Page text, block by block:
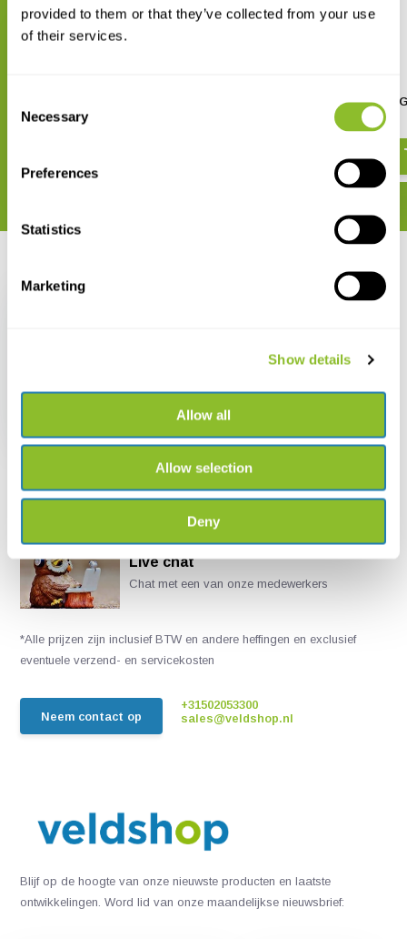
provided to them or that they’ve collected from your use
of their services.
Selection
Necessary
Preferences
Statistics
Marketing
Show details
Allow all
Allow selection
Deny
Swiss Butterflies Site
€ 20,45
Live chat
Chat met een van onze medewerkers
*Alle prijzen zijn inclusief BTW en andere heffingen en exclusief
eventuele verzend- en servicekosten
Neem contact op
+31502053300
sales@veldshop.nl
Blijf op de hoogte van onze nieuwste producten en laatste
ontwikkelingen. Word lid van onze maandelijkse nieuwsbrief: